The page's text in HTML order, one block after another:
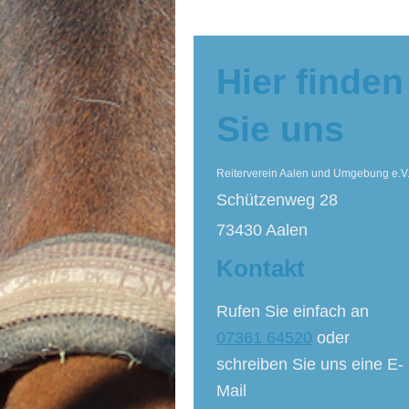
Hier finden
Sie uns
Reiterverein Aalen und Umgebung e.V.
Schützenweg 28
73430 Aalen
Kontakt
Rufen Sie einfach an
07361 64520 oder
schreiben Sie uns eine E-
Mail